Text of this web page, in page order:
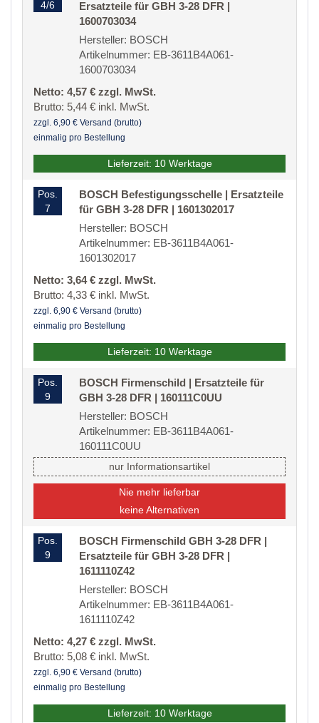
4/6
Ersatzteile für GBH 3-28 DFR |
1600703034
Hersteller: BOSCH
Artikelnummer: EB-3611B4A061-
1600703034
Netto: 4,57 € zzgl. MwSt.
Brutto: 5,44 € inkl. MwSt.
zzgl. 6,90 € Versand (brutto)
einmalig pro Bestellung
Lieferzeit: 10 Werktage
Pos.
7
BOSCH Befestigungsschelle | Ersatzteile
für GBH 3-28 DFR | 1601302017
Hersteller: BOSCH
Artikelnummer: EB-3611B4A061-
1601302017
Netto: 3,64 € zzgl. MwSt.
Brutto: 4,33 € inkl. MwSt.
zzgl. 6,90 € Versand (brutto)
einmalig pro Bestellung
Lieferzeit: 10 Werktage
Pos.
9
BOSCH Firmenschild | Ersatzteile für
GBH 3-28 DFR | 160111C0UU
Hersteller: BOSCH
Artikelnummer: EB-3611B4A061-
160111C0UU
nur Informationsartikel
Nie mehr lieferbar
keine Alternativen
Pos.
9
BOSCH Firmenschild GBH 3-28 DFR |
Ersatzteile für GBH 3-28 DFR |
1611110Z42
Hersteller: BOSCH
Artikelnummer: EB-3611B4A061-
1611110Z42
Netto: 4,27 € zzgl. MwSt.
Brutto: 5,08 € inkl. MwSt.
zzgl. 6,90 € Versand (brutto)
einmalig pro Bestellung
Lieferzeit: 10 Werktage